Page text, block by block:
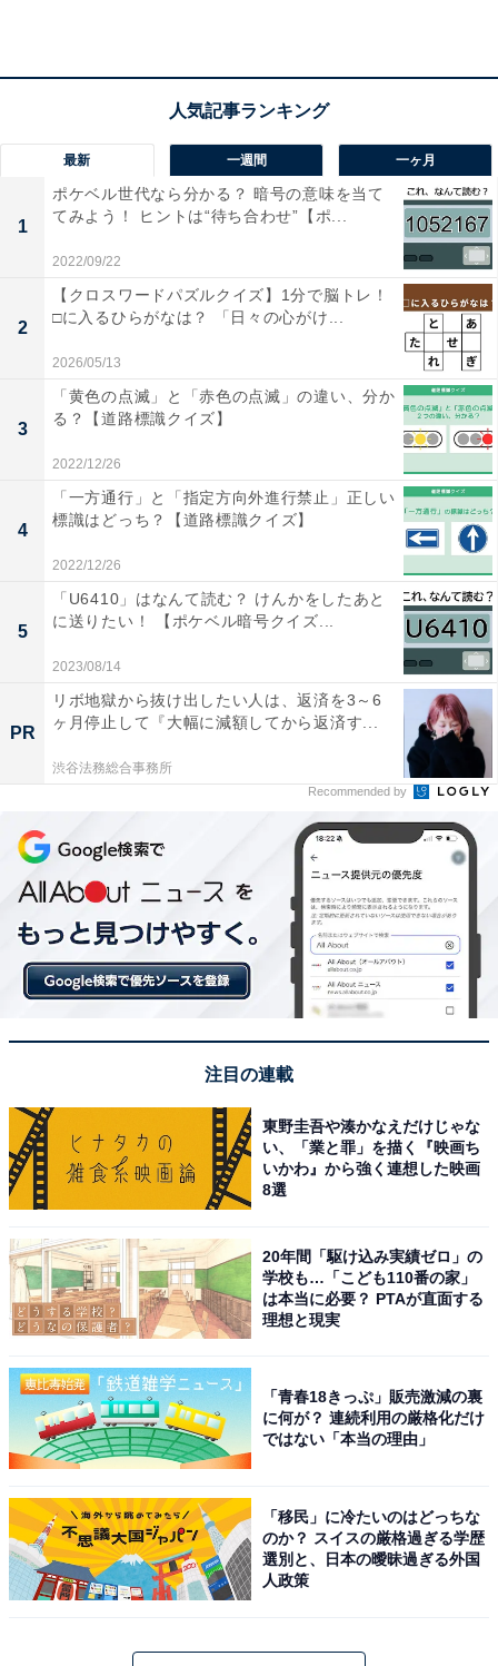
1 2
最新 一週間 一ヶ月
1
ポケベル世代なら分かる？ 暗号の意味を当て
てみよう！ ヒントは“待ち合わせ”【ポ...
2022/09/22
2
【クロスワードパズルクイズ】1分で脳トレ！
□に入るひらがなは？ 「日々の心がけ...
2026/05/13
3
「黄色の点滅」と「赤色の点滅」の違い、分か
る？【道路標識クイズ】
2022/12/26
4
「一方通行」と「指定方向外進行禁止」正しい
標識はどっち？【道路標識クイズ】
2022/12/26
5
「U6410」はなんて読む？ けんかをしたあと
に送りたい！ 【ポケベル暗号クイズ...
2023/08/14
PR
リボ地獄から抜け出したい人は、返済を3～6
ヶ月停止して『大幅に減額してから返済す...
渋谷法務総合事務所
Recommended by
注目の連載
東野圭吾や湊かなえだけじゃな
い、「業と罪」を描く『映画ち
いかわ』から強く連想した映画
8選
20年間「駆け込み実績ゼロ」の
学校も…「こども110番の家」
は本当に必要？ PTAが直面する
理想と現実
「青春18きっぷ」販売激減の裏
に何が？ 連続利用の厳格化だけ
ではない「本当の理由」
「移民」に冷たいのはどっちな
のか？ スイスの厳格過ぎる学歴
選別と、日本の曖昧過ぎる外国
人政策